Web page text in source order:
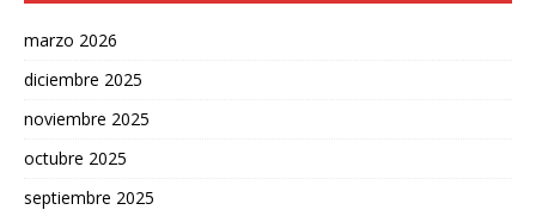
marzo 2026
diciembre 2025
noviembre 2025
octubre 2025
septiembre 2025